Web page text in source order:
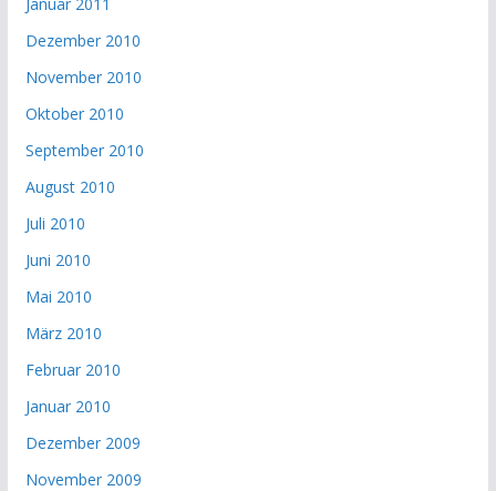
Dezember 2010
November 2010
Oktober 2010
September 2010
August 2010
Juli 2010
Juni 2010
Mai 2010
März 2010
Februar 2010
Januar 2010
Dezember 2009
November 2009